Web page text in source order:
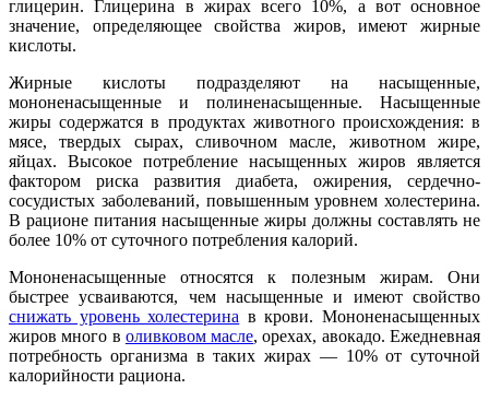
глицерин. Глицерина в жирах всего 10%, а вот основное
значение, определяющее свойства жиров, имеют жирные
кислоты.
Жирные кислоты подразделяют на насыщенные,
мононенасыщенные и полиненасыщенные. Насыщенные
жиры содержатся в продуктах животного происхождения: в
мясе, твердых сырах, сливочном масле, животном жире,
яйцах. Высокое потребление насыщенных жиров является
фактором риска развития диабета, ожирения, сердечно-
сосудистых заболеваний, повышенным уровнем холестерина.
В рационе питания насыщенные жиры должны составлять не
более 10% от суточного потребления калорий.
Мононенасыщенные относятся к полезным жирам. Они
быстрее усваиваются, чем насыщенные и имеют свойство
снижать уровень холестерина в крови. Мононенасыщенных
жиров много в оливковом масле, орехах, авокадо. Ежедневная
потребность организма в таких жирах — 10% от суточной
калорийности рациона.